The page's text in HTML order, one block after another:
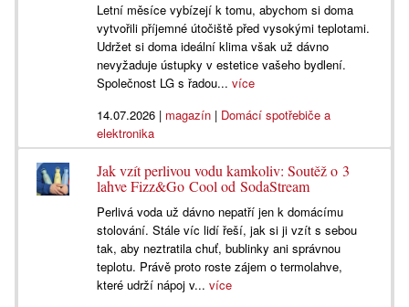
Letní měsíce vybízejí k tomu, abychom si doma
vytvořili příjemné útočiště před vysokými teplotami.
Udržet si doma ideální klima však už dávno
nevyžaduje ústupky v estetice vašeho bydlení.
Společnost LG s řadou...více
14.07.2026 | magazín | Domácí spotřebiče a
elektronika
Jak vzít perlivou vodu kamkoliv: Soutěž o 3
lahve Fizz&Go Cool od SodaStream
Perlivá voda už dávno nepatří jen k domácímu
stolování. Stále víc lidí řeší, jak si ji vzít s sebou
tak, aby neztratila chuť, bublinky ani správnou
teplotu. Právě proto roste zájem o termolahve,
které udrží nápoj v...více